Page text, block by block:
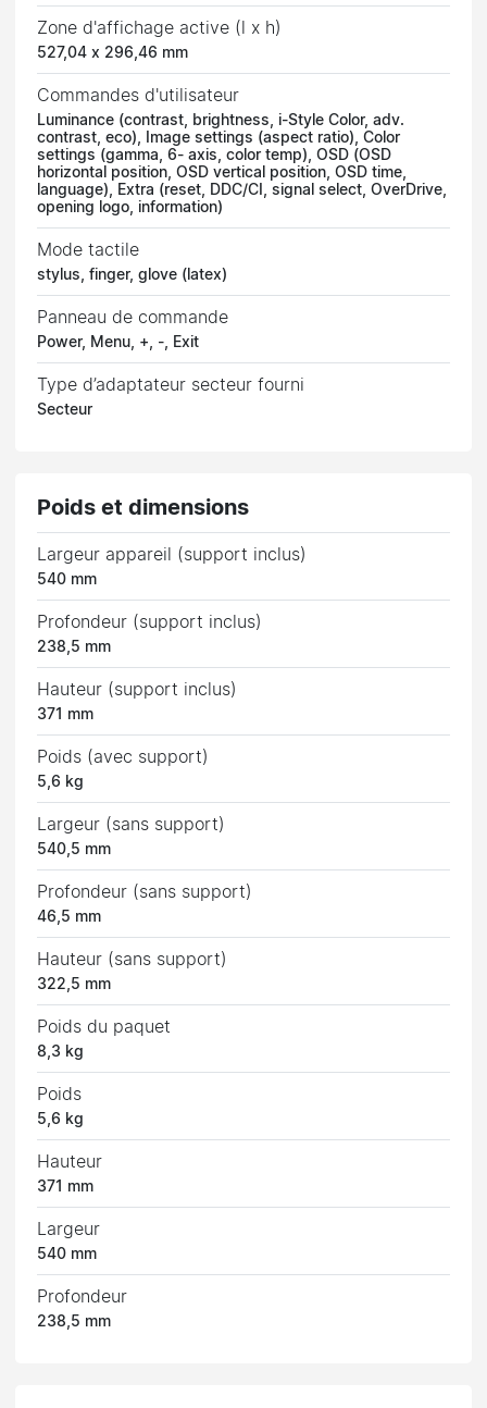
Zone d'affichage active (l x h)
527,04 x 296,46 mm
Commandes d'utilisateur
Luminance (contrast, brightness, i-Style Color, adv.
contrast, eco), Image settings (aspect ratio), Color
settings (gamma, 6- axis, color temp), OSD (OSD
horizontal position, OSD vertical position, OSD time,
language), Extra (reset, DDC/CI, signal select, OverDrive,
opening logo, information)
Mode tactile
stylus, finger, glove (latex)
Panneau de commande
Power, Menu, +, -, Exit
Type d’adaptateur secteur fourni
Secteur
Poids et dimensions
Largeur appareil (support inclus)
540 mm
Profondeur (support inclus)
238,5 mm
Hauteur (support inclus)
371 mm
Poids (avec support)
5,6 kg
Largeur (sans support)
540,5 mm
Profondeur (sans support)
46,5 mm
Hauteur (sans support)
322,5 mm
Poids du paquet
8,3 kg
Poids
5,6 kg
Hauteur
371 mm
Largeur
540 mm
Profondeur
238,5 mm